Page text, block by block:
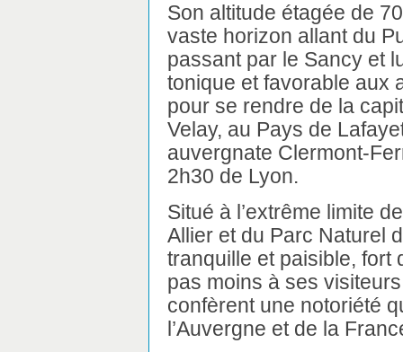
Son altitude étagée de
vaste horizon allant du
passant par le Sancy et
tonique et favorable aux
pour se rendre de la
Velay, au Pays de
auvergnate Clermont-
2h30 de Lyon.
Situé à l’extrême limite
Allier et du Parc Naturel
tranquille et paisible, fort
pas moins à ses
confèrent une notoriété
l’Auvergne et de la